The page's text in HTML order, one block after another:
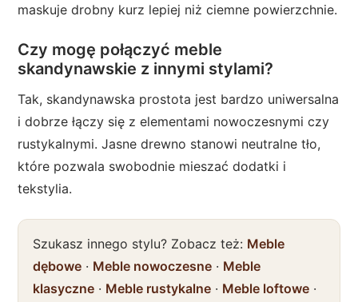
maskuje drobny kurz lepiej niż ciemne powierzchnie.
Czy mogę połączyć meble
skandynawskie z innymi stylami?
Tak, skandynawska prostota jest bardzo uniwersalna
i dobrze łączy się z elementami nowoczesnymi czy
rustykalnymi. Jasne drewno stanowi neutralne tło,
które pozwala swobodnie mieszać dodatki i
tekstylia.
Szukasz innego stylu? Zobacz też: Meble
dębowe · Meble nowoczesne · Meble
klasyczne · Meble rustykalne · Meble loftowe ·